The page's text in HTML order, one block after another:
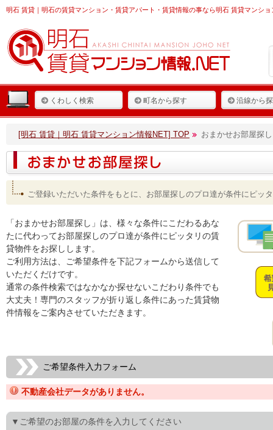
明石 賃貸 ｜明石の賃貸マンション・賃貸アパート・賃貸情報の事なら明石 賃貸マンシ
くわしく検索 町名から探す 沿線から
[明石 賃貸｜明石 賃貸マンション情報NET] TOP おまかせお部屋探し
ご登録いただいた条件をもとに、お部屋探しのプロ達が条件にピッ
「おまかせお部屋探し」は、様々な条件にこだわるあな
たに代わってお部屋探しのプロ達が条件にピッタリの賃
貸物件をお探しします。
ご利用方法は、ご希望条件を下記フォームから送信して
いただくだけです。
通常の条件検索ではなかなか探せないこだわり条件でも
大丈夫！専門のスタッフが折り返し条件にあった賃貸物
件情報をご案内させていただきます。
ご希望条件入力フォーム
不動産会社データがありません。
▼ご希望のお部屋の条件を入力してください